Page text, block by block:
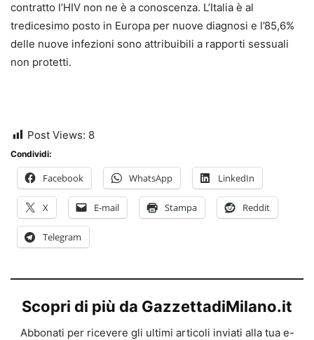
contratto l’HIV non ne è a conoscenza. L’Italia è al
tredicesimo posto in Europa per nuove diagnosi e l’85,6%
delle nuove infezioni sono attribuibili a rapporti sessuali
non protetti.
Post Views: 8
Condividi:
Facebook WhatsApp LinkedIn
X E-mail Stampa Reddit
Telegram
Scopri di più da GazzettadiMilano.it
Abbonati per ricevere gli ultimi articoli inviati alla tua e-